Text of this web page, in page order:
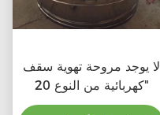
لا يوجد مروحة تهوية سقف
كهربائية من النوع 20"